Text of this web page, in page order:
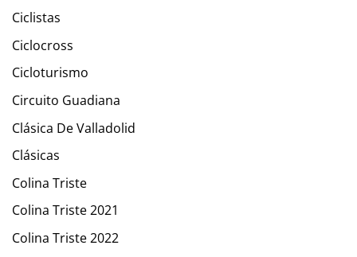
Ciclistas
Ciclocross
Cicloturismo
Circuito Guadiana
Clásica De Valladolid
Clásicas
Colina Triste
Colina Triste 2021
Colina Triste 2022